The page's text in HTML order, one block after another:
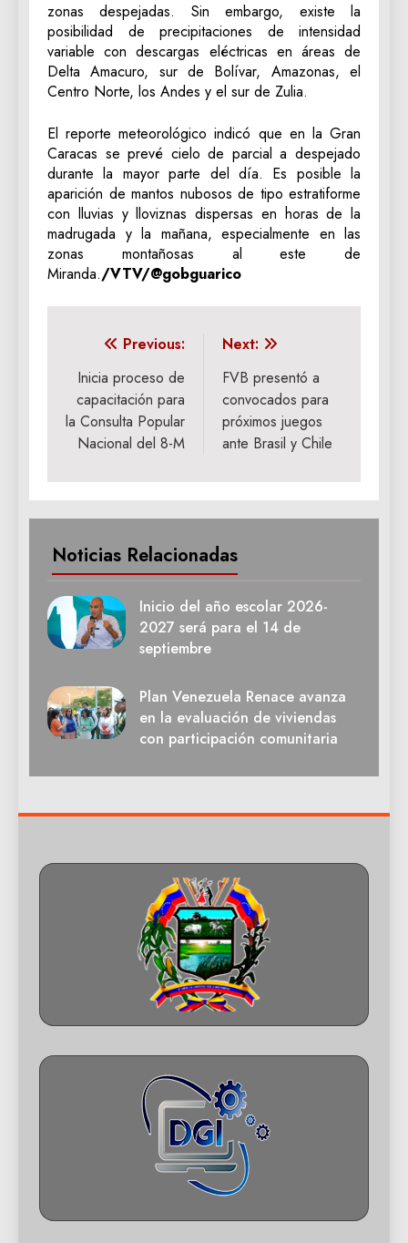
zonas despejadas. Sin embargo, existe la
posibilidad de precipitaciones de intensidad
variable con descargas eléctricas en áreas de
Delta Amacuro, sur de Bolívar, Amazonas, el
Centro Norte, los Andes y el sur de Zulia.
El reporte meteorológico indicó que en la Gran
Caracas se prevé cielo de parcial a despejado
durante la mayor parte del día. Es posible la
aparición de mantos nubosos de tipo estratiforme
con lluvias y lloviznas dispersas en horas de la
madrugada y la mañana, especialmente en las
zonas montañosas al este de
Miranda./VTV/@gobguarico
Navegación
de
entradas
Previous:
Inicia proceso de
capacitación para
la Consulta Popular
Nacional del 8-M
Next:
FVB presentó a
convocados para
próximos juegos
ante Brasil y Chile
Noticias Relacionadas
Inicio del año escolar 2026-
2027 será para el 14 de
septiembre
Plan Venezuela Renace avanza
en la evaluación de viviendas
con participación comunitaria